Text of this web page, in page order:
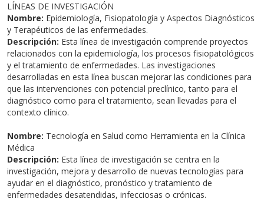
LÍNEAS DE INVESTIGACIÓN
Nombre: Epidemiología, Fisiopatología y Aspectos Diagnósticos
y Terapéuticos de las enfermedades.
Descripción: Esta línea de investigación comprende proyectos
relacionados con la epidemiología, los procesos fisiopatológicos
y el tratamiento de enfermedades. Las investigaciones
desarrolladas en esta línea buscan mejorar las condiciones para
que las intervenciones con potencial preclínico, tanto para el
diagnóstico como para el tratamiento, sean llevadas para el
contexto clínico.
Nombre: Tecnología en Salud como Herramienta en la Clínica
Médica
Descripción: Esta línea de investigación se centra en la
investigación, mejora y desarrollo de nuevas tecnologías para
ayudar en el diagnóstico, pronóstico y tratamiento de
enfermedades desatendidas, infecciosas o crónicas.